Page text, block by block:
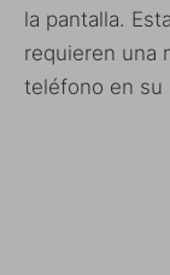
la pantalla.
requieren una
teléfono en su